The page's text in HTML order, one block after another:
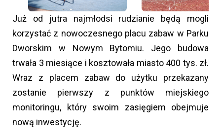
Już od jutra najmłodsi rudzianie będą mogli
korzystać z nowoczesnego placu zabaw w Parku
Dworskim w Nowym Bytomiu. Jego budowa
trwała 3 miesiące i kosztowała miasto 400 tys. zł.
Wraz z placem zabaw do użytku przekazany
zostanie pierwszy z punktów miejskiego
monitoringu, który swoim zasięgiem obejmuje
nową inwestycję.